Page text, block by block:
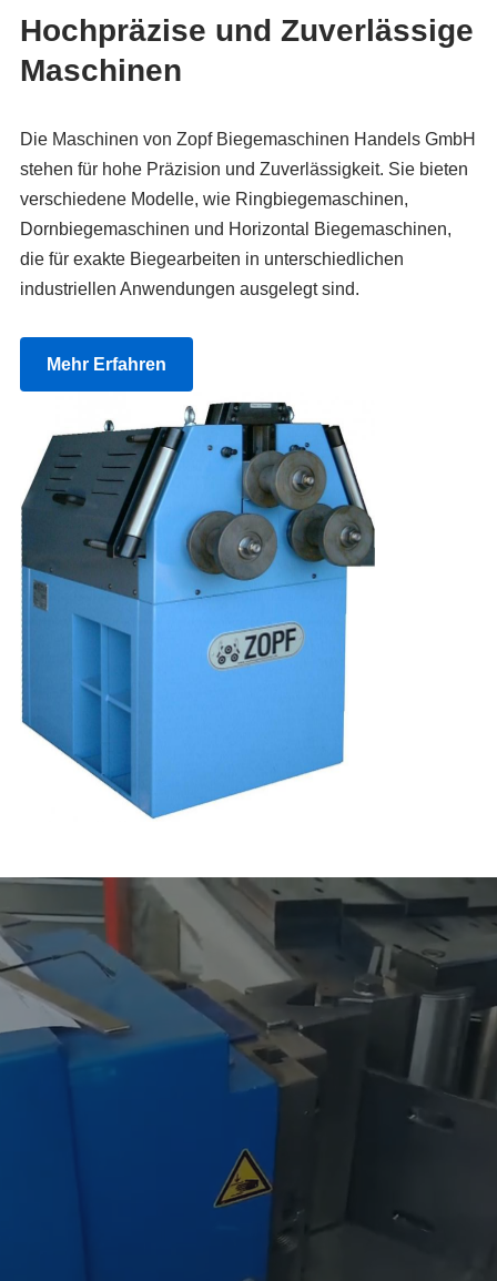
Hochpräzise und Zuverlässige
Maschinen
Die Maschinen von Zopf Biegemaschinen Handels GmbH
stehen für hohe Präzision und Zuverlässigkeit. Sie bieten
verschiedene Modelle, wie Ringbiegemaschinen,
Dornbiegemaschinen und Horizontal Biegemaschinen,
die für exakte Biegearbeiten in unterschiedlichen
industriellen Anwendungen ausgelegt sind.
Mehr Erfahren